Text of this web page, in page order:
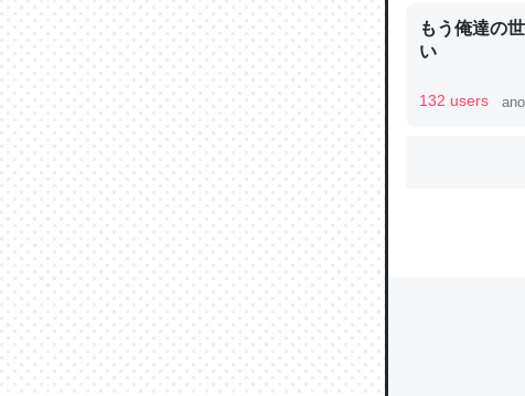
中。あと、
れ見て生き
─たまにLINE
た｜tayorini by
もう俺達の
い
132 users